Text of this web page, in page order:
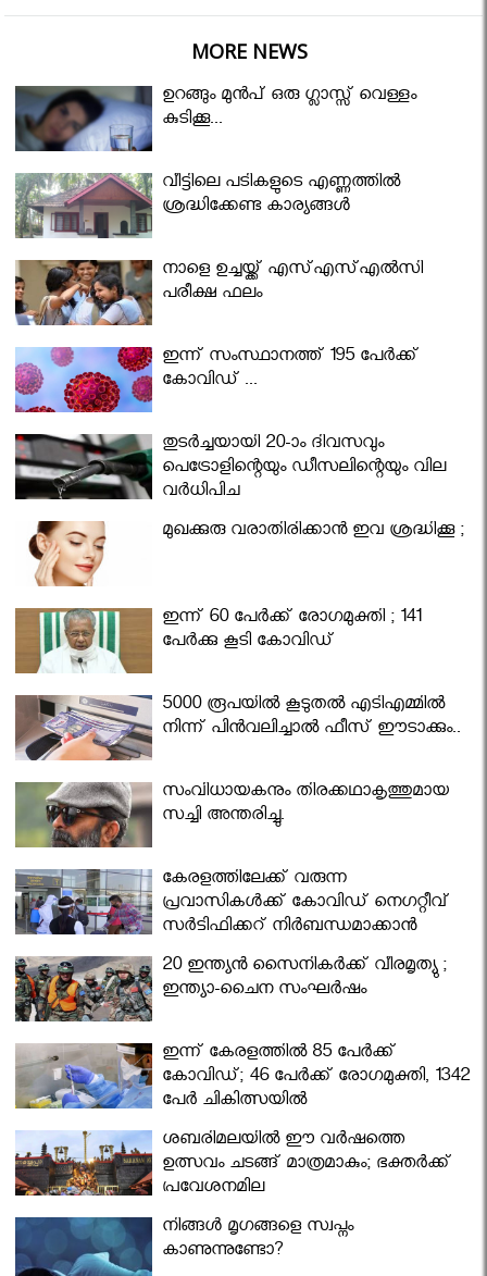
MORE NEWS
ഉറങ്ങും മുന്‍പ് ഒരു ഗ്ലാസ്സ് വെള്ളം
കുടിക്കൂ...
വീട്ടിലെ പടികളുടെ എണ്ണത്തിൽ
ശ്രദ്ധിക്കേണ്ട കാര്യങ്ങൾ
നാളെ ഉച്ചയ്ക്ക് എസ്എസ്എല്‍സി
പരീക്ഷ ഫലം
ഇന്ന് സംസ്ഥാനത്ത് 195 പേര്‍ക്ക്
കോവിഡ് ...
തുടർച്ചയായി 20-ാം ദിവസവും
പെട്രോളിന്റെയും ഡീസലിന്റെയും വില
വര്‍ധിപ്പിച്ചു
മുഖക്കുരു വരാതിരിക്കാന്‍ ഇവ ശ്രദ്ധിക്കൂ ;
ഇന്ന് 60 പേർക്ക് രോഗമുക്തി ; 141
പേര്‍ക്കു കൂടി കോവിഡ്
5000 രൂപയിൽ കൂടുതൽ എടിഎമ്മിൽ
നിന്ന് പിൻവലിച്ചാൽ ഫീസ് ഈടാക്കും..
സംവിധായകനും തിരക്കഥാകൃത്തുമായ
സച്ചി അന്തരിച്ചു.
കേരളത്തിലേക്ക് വരുന്ന
പ്രവാസികള്‍ക്ക് കോവിഡ് നെഗറ്റീവ്
സര്‍ട്ടിഫിക്കറ്റ് നിർബന്ധമാക്കാൻ
മന്ത്രിസഭ
20 ഇന്ത്യൻ സൈനികർക്ക് വീരമൃത്യു ;
ഇന്ത്യാ-ചൈന സംഘർഷം
ഇന്ന് കേരളത്തിൽ 85 പേർക്ക്
കോവിഡ്; 46 പേർക്ക് രോഗമുക്തി, 1342
പേർ ചികിത്സയിൽ
ശബരിമലയില്‍ ഈ വർഷത്തെ
ഉത്സവം ചടങ്ങ് മാത്രമാകും; ഭക്തർക്ക്
പ്രവേശനമില്ല
നിങ്ങള്‍ മൃഗങ്ങളെ സ്വപ്നം
കാണുന്നുണ്ടോ?